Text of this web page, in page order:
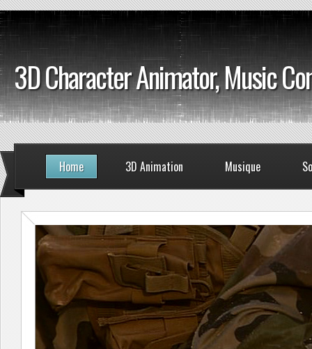
3D Character Animator, Music
Home 3D Animation Musique